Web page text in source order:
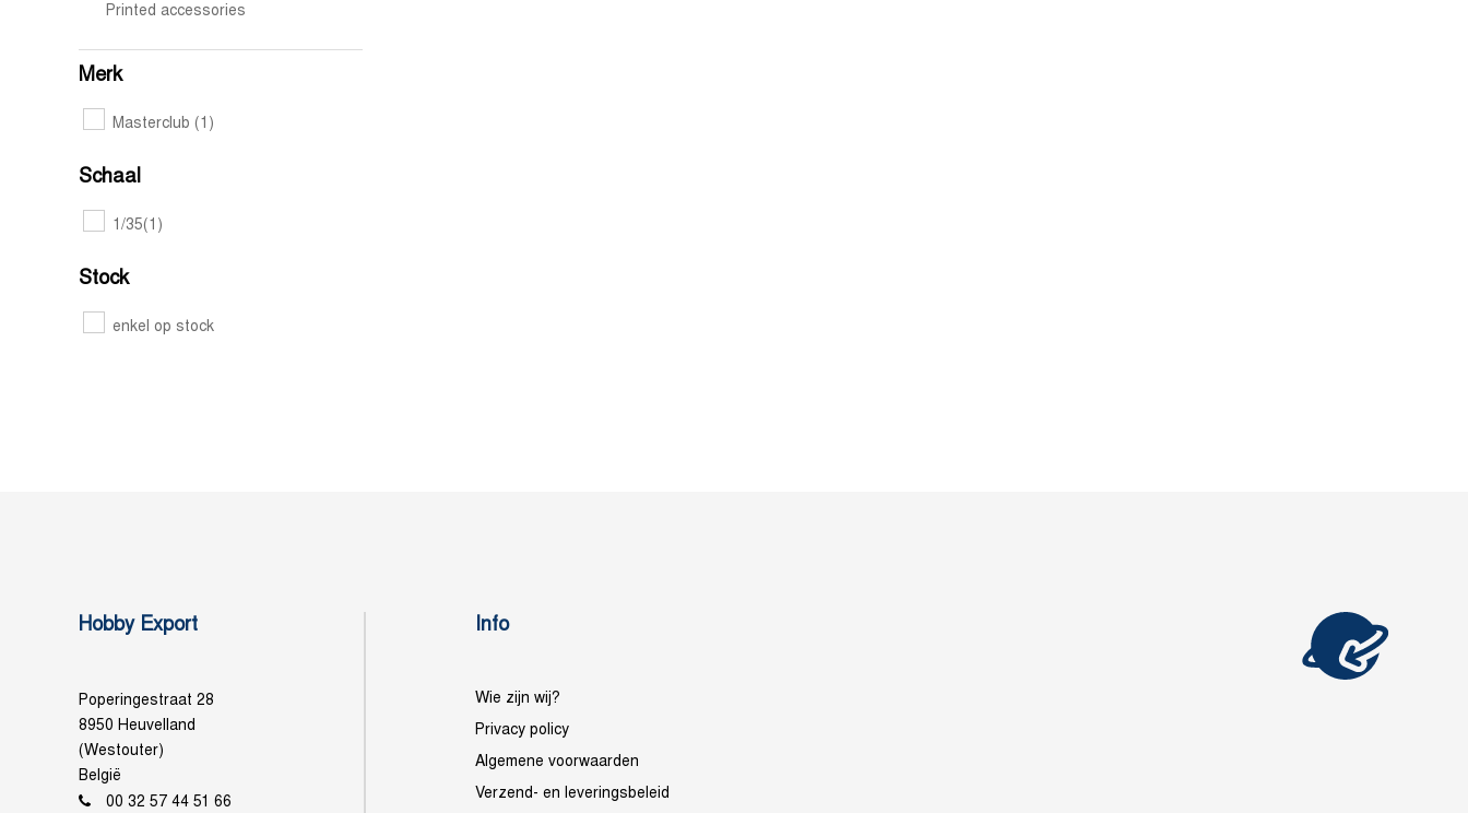
Printed accessories
Merk
Masterclub (1)
Schaal
1/35(1)
Stock
enkel op stock
Hobby Export
Poperingestraat 28
8950 Heuvelland
(Westouter)
België
00 32 57 44 51 66
Info
Wie zijn wij?
Privacy policy
Algemene voorwaarden
Verzend- en leveringsbeleid